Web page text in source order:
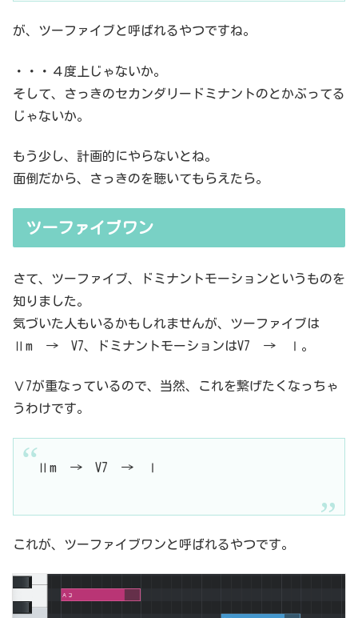
が、ツーファイブと呼ばれるやつですね。
・・・４度上じゃないか。
そして、さっきのセカンダリードミナントのとかぶってる
じゃないか。
もう少し、計画的にやらないとね。
面倒だから、さっきのを聴いてもらえたら。
ツーファイブワン
さて、ツーファイブ、ドミナントモーションというものを
知りました。
気づいた人もいるかもしれませんが、ツーファイブは
Ⅱm → V7、ドミナントモーションはV7 → Ⅰ。
Ⅴ7が重なっているので、当然、これを繋げたくなっちゃ
うわけです。
Ⅱm → V7 → Ⅰ
これが、ツーファイブワンと呼ばれるやつです。